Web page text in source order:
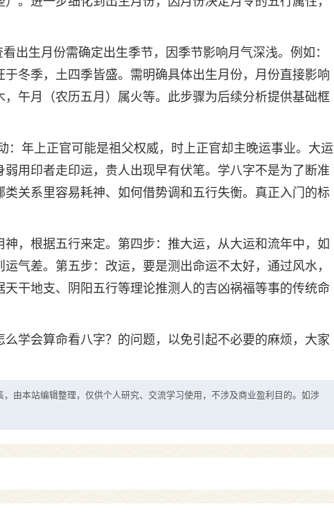
出生月份需确定出生季节，因季节影响月气深浅。例如：
冬季，土四季皆盛。需明确具体出生月份，月份直接影响
午月（农历五月）属火等。此步骤为后续分析提供基础框
：年上正官可能是祖父权威，时上正官却主晚运事业。大运
用印者走印运，贵人出现早有伏笔。学八字不是为了断准
关系里容易耗神、如何借势调和五行失衡。真正入门的标
，根据五行来定。第四步：推大运，从大运和流年中，如
气差。第五步：改运，要是测出命运不太好，通过风水，
干地支、阴阳五行等理论推测人的吉凶祸福等事的传统命
学会算命看八字？的问题，以免引起不必要的麻烦，大家
由本站编辑整理，仅供个人研究、交流学习使用，不涉及商业盈利目的。如涉